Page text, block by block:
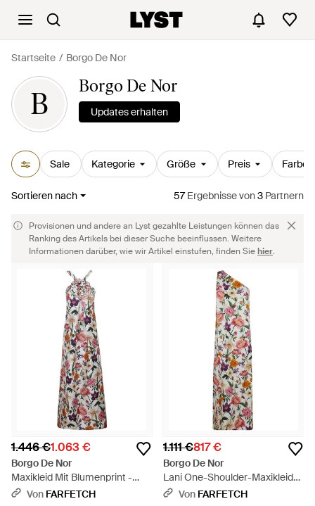
Startseite Borgo De Nor
B
Borgo De Nor
Updates erhalten
Sale Kategorie Größe Preis Farbe
Sortieren nach 57Ergebnissevon3 Partnern
Provisionen und andere an Lyst gezahlte Leistungen können das
Ranking des Artikels bei dieser Suche beeinflussen. Weitere
Informationen darüber, wie wir Artikel einstufen, finden Siehier.
1.446 €1.063 €
Borgo De Nor
Maxikleid Mit Blumenprint -
WeißVon FARFETCH
1.111 €817 €
Borgo De Nor
Lani One-Shoulder-Maxikleid
Aus Blumen-Jacquard - Weiß
Von FARFETCH